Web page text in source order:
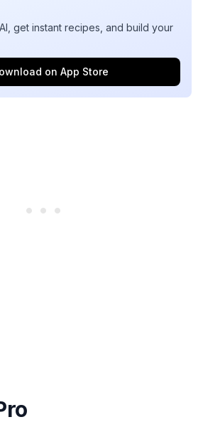
get instant recipes, and build your
on App Store